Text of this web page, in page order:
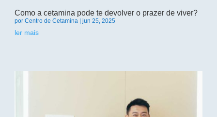
Como a cetamina pode te devolver o prazer de viver?
por Centro de Cetamina jun 25, 2025
ler mais